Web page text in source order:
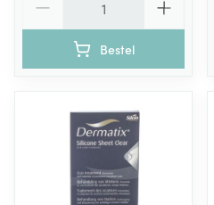
Bestel